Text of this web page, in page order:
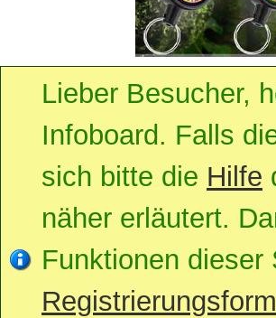
Lieber Besucher,
Infoboard. Falls
sich bitte die Hilfe
näher erläutert.
Funktionen